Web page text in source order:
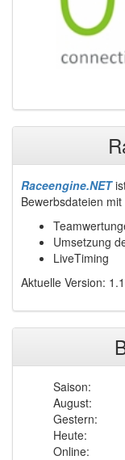
Raceengine.NET
Bewerbsdateien
Umsetzung
LiveTiming
Aktuelle Version:
Saison:
August:
Gestern:
Heute:
Online: